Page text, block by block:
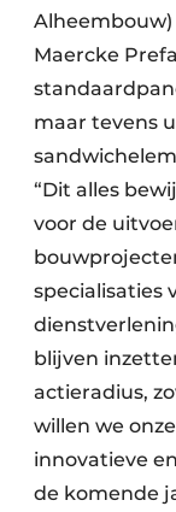
Maercke
maar tevens
“Dit alles
voor de
specialisaties
blijven
actieradius,
willen we
innovatieve
de komende